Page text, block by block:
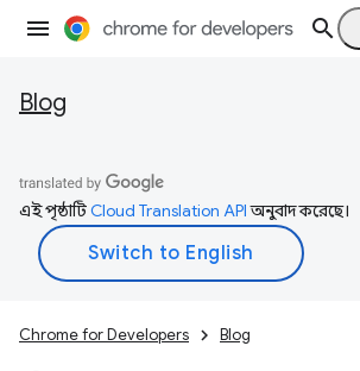
Blog
এই পৃষ্ঠাটিCloud Translation APIঅনুবাদ করেছে।
Chrome for Developers Blog